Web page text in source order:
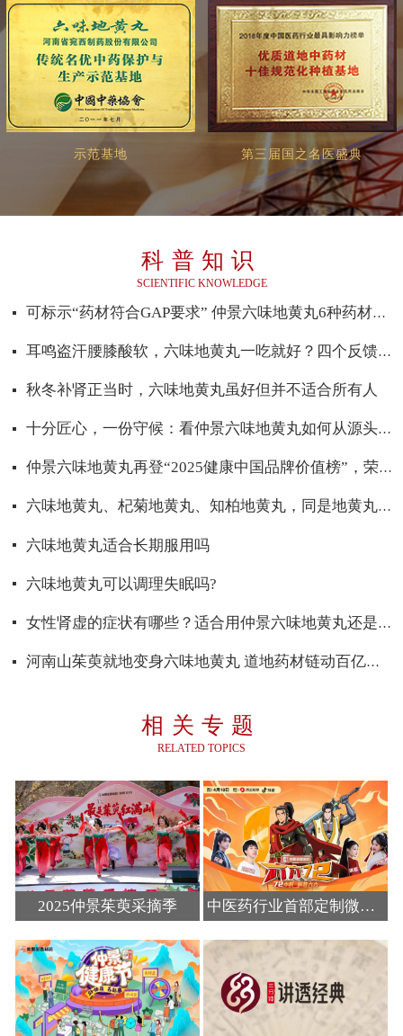
示范基地 第三届国之名医盛典
科普知识
SCIENTIFIC KNOWLEDGE
可标示“药材符合GAP要求” 仲景六味地黄丸6种药材通过GAP延伸检查
耳鸣盗汗腰膝酸软，六味地黄丸一吃就好？四个反馈揭开补肾真相
秋冬补肾正当时，六味地黄丸虽好但并不适合所有人
十分匠心，一份守候：看仲景六味地黄丸如何从源头“养”出好品质
仲景六味地黄丸再登“2025健康中国品牌价值榜”，荣获西普金奖
六味地黄丸、杞菊地黄丸、知柏地黄丸，同是地黄丸，该怎么选？
六味地黄丸适合长期服用吗
六味地黄丸可以调理失眠吗?
女性肾虚的症状有哪些？适合用仲景六味地黄丸还是桂附地黄丸
河南山茱萸就地变身六味地黄丸 道地药材链动百亿产业
相关专题
RELATED TOPICS
2025仲景茱萸采摘季 中医药行业首部定制微综仲景《六六72》开播